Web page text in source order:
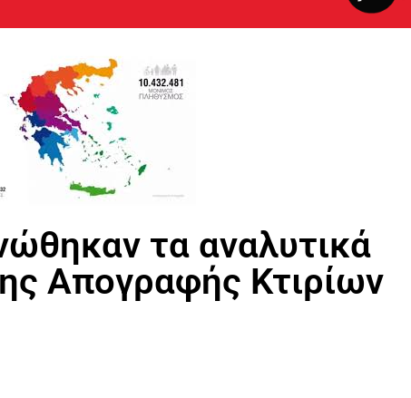
τα αναλυτικά
Απογραφής Κτιρίων